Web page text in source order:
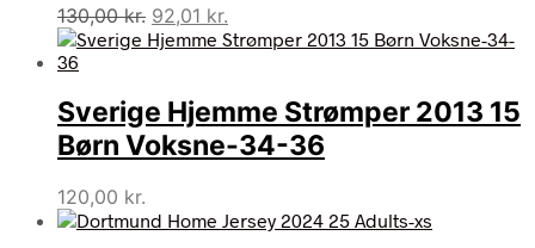
130,00kr. Den
oprindelige
130,00 kr..
92,01 kr.
aktuelle
92,01 kr..
Sverige Hjemme Strømper 2013 15
Børn Voksne-34-36
120,00 kr.